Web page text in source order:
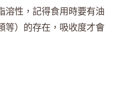
溶性，記得食用時要有油
等）的存在，吸收度才會